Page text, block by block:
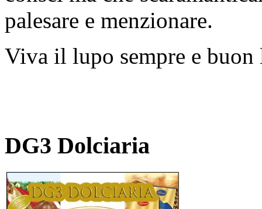
palesare e menzionare.
Viva il lupo sempre e buon
DG3 Dolciaria